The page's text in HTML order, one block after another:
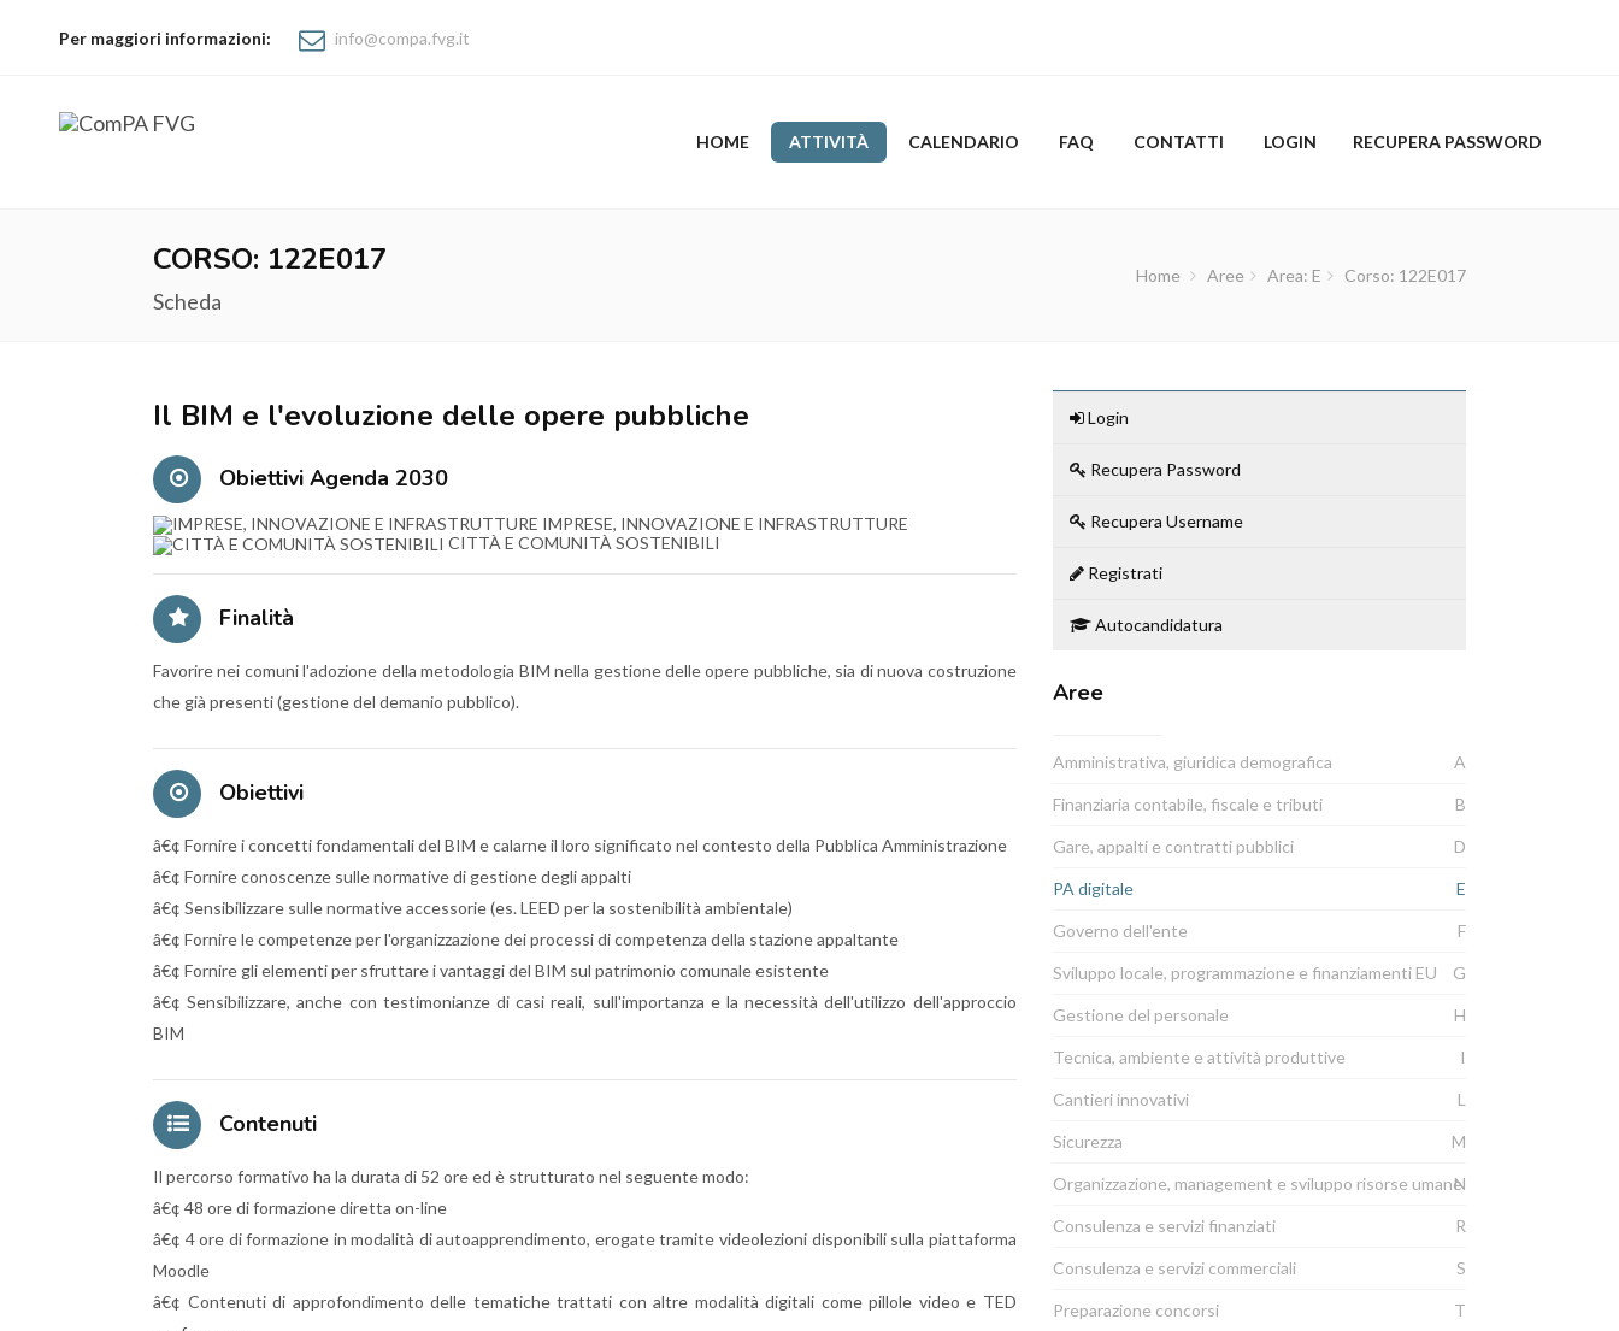
Per maggiori informazioni: info@compa.fvg.it
HOME ATTIVITÀ CALENDARIO FAQ CONTATTI LOGIN RECUPERA PASSWORD
CORSO: 122E017
Scheda
Home Aree Area: E Corso: 122E017
Il BIM e l'evoluzione delle opere pubbliche
Obiettivi Agenda 2030
IMPRESE, INNOVAZIONE E INFRASTRUTTURE
CITTÀ E COMUNITÀ SOSTENIBILI
Finalità
Favorire nei comuni l'adozione della metodologia BIM nella gestione delle opere pubbliche, sia di nuova costruzione
che già presenti (gestione del demanio pubblico).
Obiettivi
â€¢ Fornire i concetti fondamentali del BIM e calarne il loro significato nel contesto della Pubblica Amministrazione
â€¢ Fornire conoscenze sulle normative di gestione degli appalti
â€¢ Sensibilizzare sulle normative accessorie (es. LEED per la sostenibilità ambientale)
â€¢ Fornire le competenze per l'organizzazione dei processi di competenza della stazione appaltante
â€¢ Fornire gli elementi per sfruttare i vantaggi del BIM sul patrimonio comunale esistente
â€¢ Sensibilizzare, anche con testimonianze di casi reali, sull'importanza e la necessità dell'utilizzo dell'approccio
BIM
Contenuti
Il percorso formativo ha la durata di 52 ore ed è strutturato nel seguente modo:
â€¢ 48 ore di formazione diretta on-line
â€¢ 4 ore di formazione in modalità di autoapprendimento, erogate tramite videolezioni disponibili sulla piattaforma
Moodle
â€¢ Contenuti di approfondimento delle tematiche trattati con altre modalità digitali come pillole video e TED
Login
Recupera Password
Recupera Username
Registrati
Autocandidatura
Aree
Amministrativa, giuridica demografica A
Finanziaria contabile, fiscale e tributi B
Gare, appalti e contratti pubblici D
PA digitale E
Governo dell'ente F
Sviluppo locale, programmazione e finanziamenti EU G
Gestione del personale H
Tecnica, ambiente e attività produttive I
Cantieri innovativi L
Sicurezza M
Organizzazione, management e sviluppo risorse umane
N
Consulenza e servizi finanziati R
Consulenza e servizi commerciali S
Preparazione concorsi T